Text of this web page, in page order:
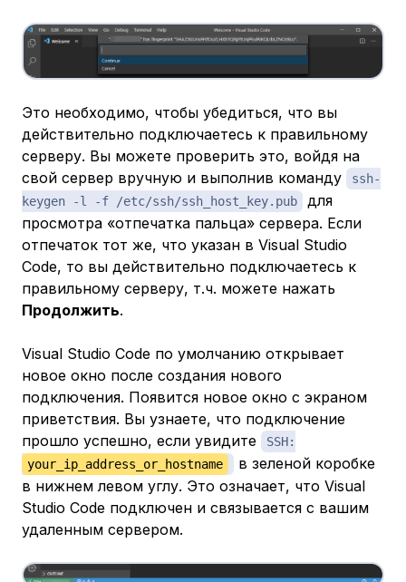
Это необходимо, чтобы убедиться, что вы
действительно подключаетесь к правильному
серверу. Вы можете проверить это, войдя на
свой сервер вручную и выполнив команду
ssh-
keygen -l -f /etc/ssh/ssh_host_key.pub
для
просмотра «отпечатка пальца» сервера. Если
отпечаток тот же, что указан в Visual Studio
Code, то вы действительно подключаетесь к
правильному серверу, т.ч. можете нажать
Продолжить.
Visual Studio Code по умолчанию открывает
новое окно после создания нового
подключения. Появится новое окно с экраном
приветствия. Вы узнаете, что подключение
прошло успешно, если увидите
SSH:
your_ip_address_or_hostname
в зеленой коробке
в нижнем левом углу. Это означает, что Visual
Studio Code подключен и связывается с вашим
удаленным сервером.